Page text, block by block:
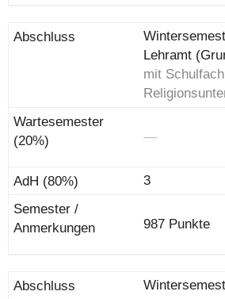
Lehramt
mit
―
3
987 Punkte